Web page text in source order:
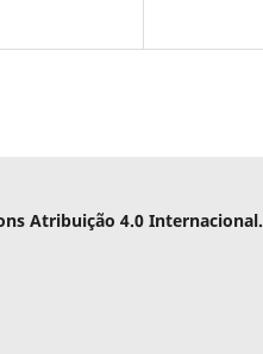
Atribuição 4.0 Internacional.